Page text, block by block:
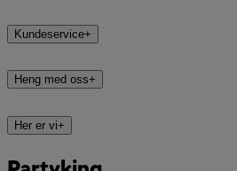
Kundeservice+
Heng med oss+
Her er vi+